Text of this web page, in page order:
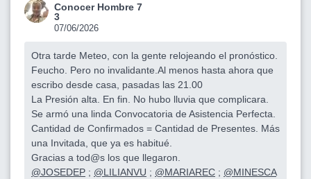
Conocer Hombre 7
3
07/06/2026
Otra tarde Meteo, con la gente relojeando el pronóstico.
Feucho. Pero no invalidante.Al menos hasta ahora que
escribo desde casa, pasadas las 21.00
La Presión alta. En fin. No hubo lluvia que complicara.
Se armó una linda Convocatoria de Asistencia Perfecta.
Cantidad de Confirmados = Cantidad de Presentes. Más
una Invitada, que ya es habitué.
Gracias a tod@s los que llegaron.
@JOSEDEP ; @LILIANVU ; @MARIAREC ; @MINESCA